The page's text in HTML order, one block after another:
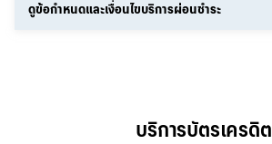
ดูข้อกำหนดและเงื่อนไขบริการผ่อนชำระ
บริการบัตรเครดิต